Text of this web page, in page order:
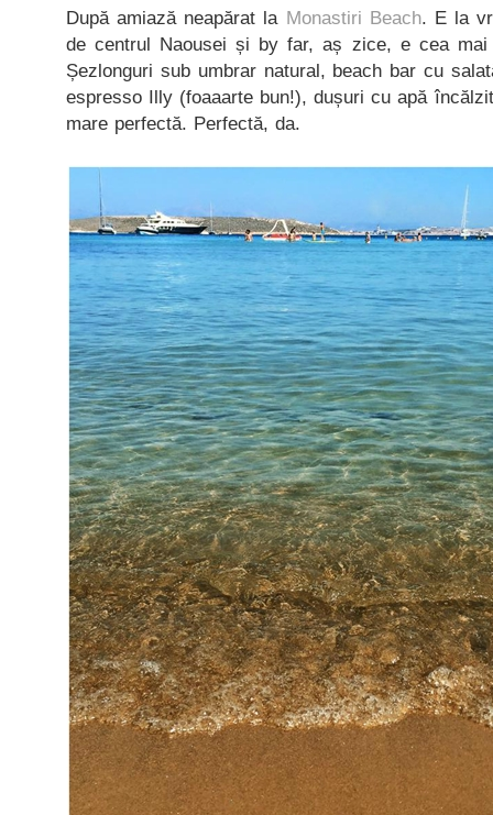
După amiază neapărat la Monastiri Beach. E la
de centrul Naousei și by far, aș zice, e cea mai
Șezlonguri sub umbrar natural, beach bar cu
espresso Illy (foaaarte bun!), dușuri cu apă
mare perfectă. Perfectă, da.